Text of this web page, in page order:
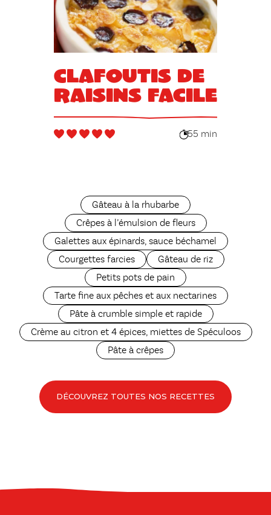
Clafoutis de
raisins facile
55 min
Gâteau à la rhubarbe
Crêpes à l’émulsion de fleurs
Galettes aux épinards, sauce béchamel
Courgettes farcies
Gâteau de riz
Petits pots de pain
Tarte fine aux pêches et aux nectarines
Pâte à crumble simple et rapide
Crème au citron et 4 épices, miettes de Spéculoos
Pâte à crêpes
DÉCOUVREZ TOUTES NOS RECETTES